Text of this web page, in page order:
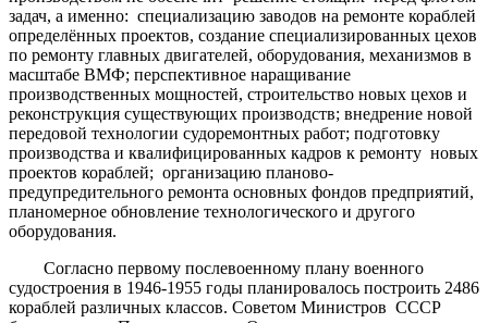
задач, а именно: специализацию заводов на ремонте кораблей
определённых проектов, создание специализированных цехов
по ремонту главных двигателей, оборудования, механизмов в
масштабе ВМФ; перспективное наращивание
производственных мощностей, строительство новых цехов и
реконструкция существующих производств; внедрение новой
передовой технологии судоремонтных работ; подготовку
производства и квалифицированных кадров к ремонту новых
проектов кораблей; организацию планово-
предупредительного ремонта основных фондов предприятий,
планомерное обновление технологического и другого
оборудования.
Согласно первому послевоенному плану военного
судостроения в 1946-1955 годы планировалось построить 2486
кораблей различных классов. Советом Министров СССР